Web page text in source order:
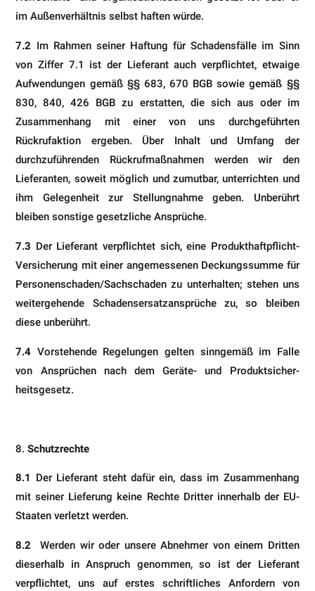
im Außenverhältnis selbst haften würde.
7.2 Im Rahmen seiner Haftung für Schadensfälle im Sinn
von Ziffer 7.1 ist der Lieferant auch verpflichtet, etwaige
Aufwendungen gemäß §§ 683, 670 BGB sowie gemäß §§
830, 840, 426 BGB zu erstatten, die sich aus oder im
Zusammenhang mit einer von uns durchgeführten
Rückrufaktion ergeben. Über Inhalt und Umfang der
durchzufüh­renden Rückrufmaßnahmen werden wir den
Lieferanten, soweit möglich und zumutbar, unterrichten und
ihm Gele­genheit zur Stellungnahme geben. Unberührt
bleiben sonstige gesetzliche Ansprüche.
7.3 Der Lieferant verpflichtet sich, eine Produkthaftpflicht-
Versicherung mit einer angemessenen Deckungssumme für
Personenschaden/Sachschaden zu unterhalten; stehen uns
weitergehende Schadensersatzansprüche zu, so bleiben
diese unberührt.
7.4 Vorstehende Regelungen gelten sinngemäß im Falle
von Ansprüchen nach dem Geräte- und Produktsicher­
heitsgesetz.
Schutzrechte
8.1
Der Lieferant steht dafür ein, dass im Zusammenhang
mit seiner Lieferung keine Rechte Dritter innerhalb der EU-
Staaten verletzt werden.
8.2
Werden wir oder unsere Abnehmer von einem Dritten
dieserhalb in Anspruch genommen, so ist der Lieferant
verpflichtet, uns auf erstes schriftliches Anfordern von